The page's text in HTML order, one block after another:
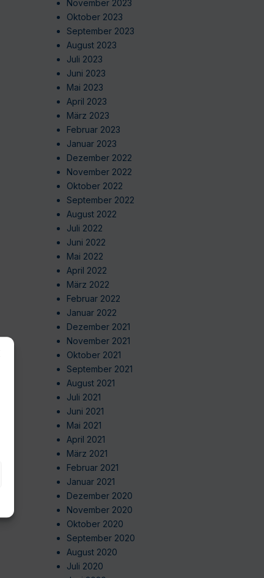
November 2023
Oktober 2023
September 2023
August 2023
Juli 2023
Juni 2023
Mai 2023
April 2023
März 2023
Februar 2023
Januar 2023
Dezember 2022
November 2022
Oktober 2022
September 2022
August 2022
Juli 2022
Juni 2022
Mai 2022
April 2022
März 2022
Februar 2022
Januar 2022
Dezember 2021
November 2021
Oktober 2021
September 2021
August 2021
Juli 2021
Juni 2021
Mai 2021
April 2021
März 2021
Februar 2021
Januar 2021
Dezember 2020
November 2020
Oktober 2020
September 2020
August 2020
Juli 2020